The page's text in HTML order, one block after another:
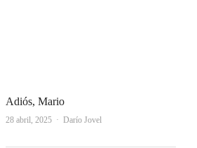
Adiós, Mario
28 abril, 2025 Autor
Darío Jovel